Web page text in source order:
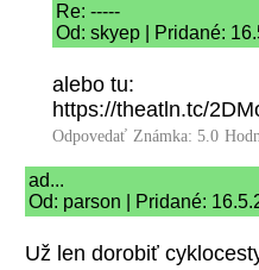
Re: -----
Od: skyep | Pridané:
alebo tu:
https://theatln.tc/
Odpovedať Známka: 5.0
ad...
Od: parson | Pridané:
Už len dorobiť